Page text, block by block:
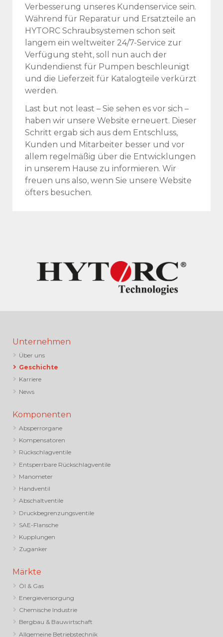
Verbesserung unseres Kundenservice sein.
Während für Reparatur und Ersatzteile an
HYTORC Schraubsystemen schon seit
langem ein weltweiter 24/7-Service zur
Verfügung steht, soll nun auch der
Kundendienst für Pumpen beschleunigt
und die Lieferzeit für Katalogteile verkürzt
werden.
Last but not least – Sie sehen es vor sich –
haben wir unsere Website erneuert. Dieser
Schritt ergab sich aus dem Entschluss,
Kunden und Mitarbeiter besser und vor
allem regelmäßig über die Entwicklungen
in unserem Hause zu informieren. Wir
freuen uns also, wenn Sie unsere Website
öfters besuchen.
Unternehmen
Über uns
Geschichte
Karriere
News
Komponenten
Absperrorgane
Kompensatoren
Rückschlagventile
Entsperrbare Rückschlagventile
Manometer
Handventil
Abschaltventile
Druckbegrenzungsventile
SAE-Flansche
Kupplungen
Zuganker
Märkte
Öl & Gas
Energieversorgung
Chemische Industrie
Bergbau & Bauwirtschaft
Allgemeine Betriebstechnik